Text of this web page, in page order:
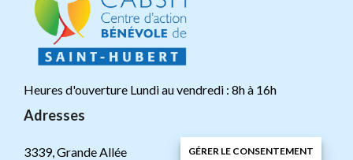
Heures d'ouverture Lundi au vendredi : 8h à 16h
Adresses
3339, Grande Allée
GÉRER LE CONSENTEMENT